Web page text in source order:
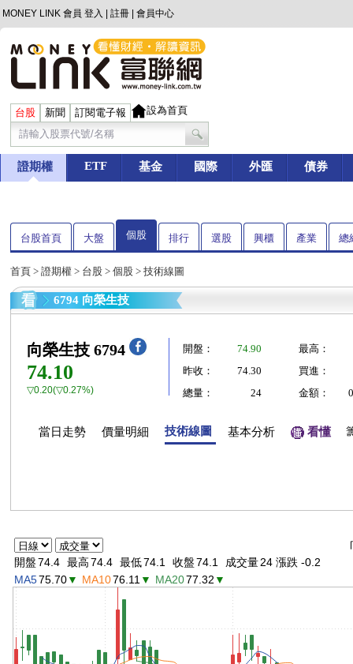
MONEY LINK 會員 登入 註冊 會員中心
台股 新聞 訂閱電子報 設為首頁
證期權 ETF 基金 國際 外匯 債券
台股首頁 大盤 個股 排行 選股 興櫃 產業 總
首頁 > 證期權 > 台股 > 個股 > 技術線圖
6794 向榮生技
向榮生技 6794
74.10
▽0.20(▽0.27%)
開盤： 74.90
最高：
昨收：
74.30
買進：
總量：
24 金額：
當日走勢 價量明細 技術線圖 基本分析 看懂
開盤74.4 最高74.4 最低74.1 收盤74.1 成交量24 漲跌 -0.2
MA575.70▼ MA1076.11 ▼ MA2077.32 ▼